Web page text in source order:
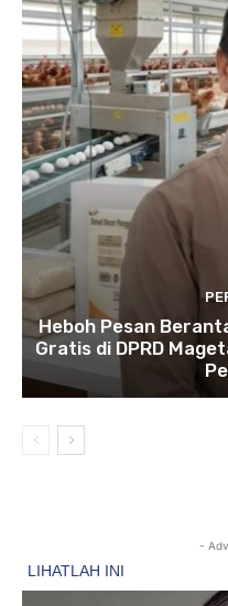
Heboh Pesan
Gratis di DPRD
-